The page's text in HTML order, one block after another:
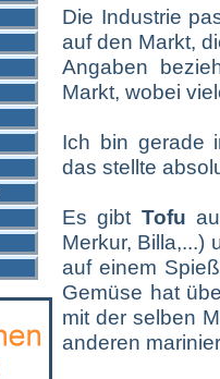
Die Industrie
auf den Markt,
Angaben
Markt, wobei
Ich bin gerade
das stellte
Es gibt Tofu
Merkur, Billa,...)
auf einem
Gemüse hat
mit der selben
anderen